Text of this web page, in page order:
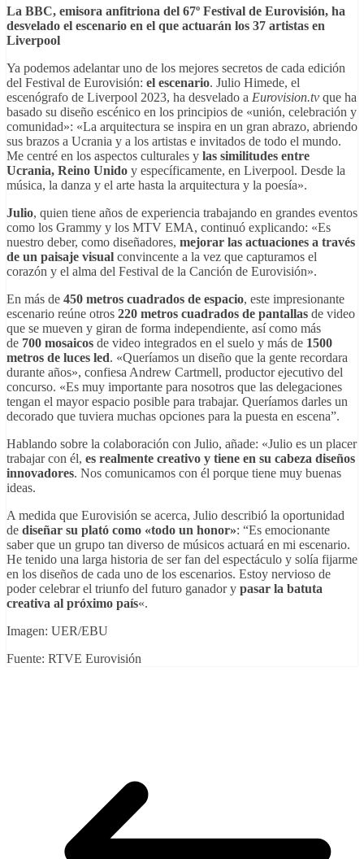
La BBC, emisora anfitriona del 67º Festival de Eurovisión, ha
desvelado el escenario en el que actuarán los 37 artistas en
Liverpool
Ya podemos adelantar uno de los mejores secretos de cada edición
del Festival de Eurovisión: el escenario. Julio Himede, el
escenógrafo de Liverpool 2023, ha desvelado a Eurovision.tv que ha
basado su diseño escénico en los principios de «unión, celebración y
comunidad»: «La arquitectura se inspira en un gran abrazo, abriendo
sus brazos a Ucrania y a los artistas e invitados de todo el mundo.
Me centré en los aspectos culturales y las similitudes entre
Ucrania, Reino Unido y específicamente, en Liverpool. Desde la
música, la danza y el arte hasta la arquitectura y la poesía».
Julio, quien tiene años de experiencia trabajando en grandes eventos
como los Grammy y los MTV EMA, continuó explicando: «Es
nuestro deber, como diseñadores, mejorar las actuaciones a través
de un paisaje visual convincente a la vez que capturamos el
corazón y el alma del Festival de la Canción de Eurovisión».
En más de 450 metros cuadrados de espacio, este impresionante
escenario reúne otros 220 metros cuadrados de pantallas de video
que se mueven y giran de forma independiente, así como más
de 700 mosaicos de video integrados en el suelo y más de 1500
metros de luces led. «Queríamos un diseño que la gente recordara
durante años», confiesa Andrew Cartmell, productor ejecutivo del
concurso. «Es muy importante para nosotros que las delegaciones
tengan el mayor espacio posible para trabajar. Queríamos darles un
decorado que tuviera muchas opciones para la puesta en escena”.
Hablando sobre la colaboración con Julio, añade: «Julio es un placer
trabajar con él, es realmente creativo y tiene en su cabeza diseños
innovadores. Nos comunicamos con él porque tiene muy buenas
ideas.
A medida que Eurovisión se acerca, Julio describió la oportunidad
de diseñar su plató como «todo un honor»: “Es emocionante
saber que un grupo tan diverso de músicos actuará en mi escenario.
He tenido una larga historia de ser fan del espectáculo y solía fijarme
en los diseños de cada uno de los escenarios. Estoy nervioso de
poder celebrar el triunfo del futuro ganador y pasar la batuta
creativa al próximo país«.
Imagen: UER/EBU
Fuente: RTVE Eurovisión